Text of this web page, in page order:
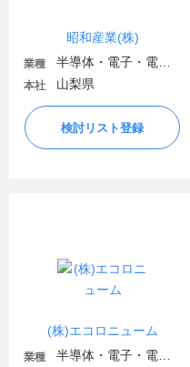
昭和産業(株)
業種
本社 山梨県
検討リスト登録
(株)エコロニューム
業種